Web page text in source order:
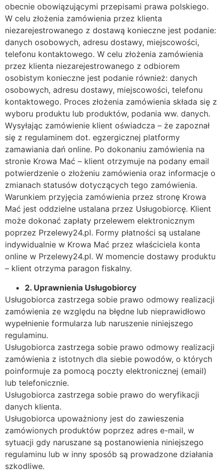
obecnie obowiązującymi przepisami prawa polskiego.
W celu złożenia zamówienia przez klienta
niezarejestrowanego z dostawą konieczne jest podanie:
danych osobowych, adresu dostawy, miejscowości,
telefonu kontaktowego. W celu złożenia zamówienia
przez klienta niezarejestrowanego z odbiorem
osobistym konieczne jest podanie również: danych
osobowych, adresu dostawy, miejscowości, telefonu
kontaktowego. Proces złożenia zamówienia składa się z
wyboru produktu lub produktów, podania ww. danych.
Wysyłając zamówienie klient oświadcza – że zapoznał
się z regulaminem dot. egzergicznej platformy
zamawiania dań online. Po dokonaniu zamówienia na
stronie Krowa Mać – klient otrzymuje na podany email
potwierdzenie o złożeniu zamówienia oraz informacje o
zmianach statusów dotyczących tego zamówienia.
Warunkiem przyjęcia zamówienia przez stronę Krowa
Mać jest oddzielne ustalana przez Usługobiorcę. Klient
może dokonać zapłaty przelewem elektronicznym
poprzez Przelewy24.pl. Formy płatności są ustalane
indywidualnie w Krowa Mać przez właściciela konta
online w Przelewy24.pl. W momencie dostawy produktu
– klient otrzyma paragon fiskalny.
2. Uprawnienia Usługobiorcy
Usługobiorca zastrzega sobie prawo odmowy realizacji
zamówienia ze względu na błędne lub nieprawidłowo
wypełnienie formularza lub naruszenie niniejszego
regulaminu.
Usługobiorca zastrzega sobie prawo odmowy realizacji
zamówienia z istotnych dla siebie powodów, o których
poinformuje za pomocą poczty elektronicznej (email)
lub telefonicznie.
Usługobiorca zastrzega sobie prawo do weryfikacji
danych klienta.
Usługobiorca upoważniony jest do zawieszenia
zamówionych produktów poprzez adres e-mail, w
sytuacji gdy naruszane są postanowienia niniejszego
regulaminu lub w inny sposób są prowadzone działania
szkodliwe.